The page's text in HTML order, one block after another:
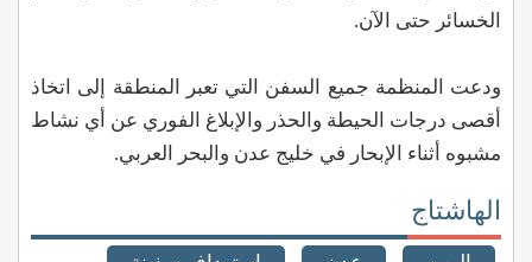
الخسائر حتى الآن.
ودعت المنظمة جميع السفن التي تعبر المنطقة إلى اتخاذ
أقصى درجات الحيطة والحذر والإبلاغ الفوري عن أي نشاط
مشبوه أثناء الإبحار في خليج عدن والبحر العربي.
الهاشتاج